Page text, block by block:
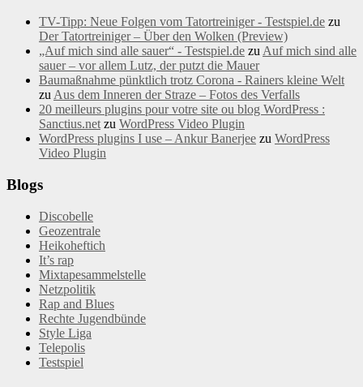
TV-Tipp: Neue Folgen vom Tatortreiniger - Testspiel.de zu
Der Tatortreiniger – Über den Wolken (Preview)
„Auf mich sind alle sauer“ - Testspiel.de zu Auf mich sind alle
sauer – vor allem Lutz, der putzt die Mauer
Baumaßnahme pünktlich trotz Corona - Rainers kleine Welt
zu Aus dem Inneren der Straze – Fotos des Verfalls
20 meilleurs plugins pour votre site ou blog WordPress :
Sanctius.net zu WordPress Video Plugin
WordPress plugins I use – Ankur Banerjee zu WordPress
Video Plugin
Blogs
Discobelle
Geozentrale
Heikoheftich
It’s rap
Mixtapesammelstelle
Netzpolitik
Rap and Blues
Rechte Jugendbünde
Style Liga
Telepolis
Testspiel